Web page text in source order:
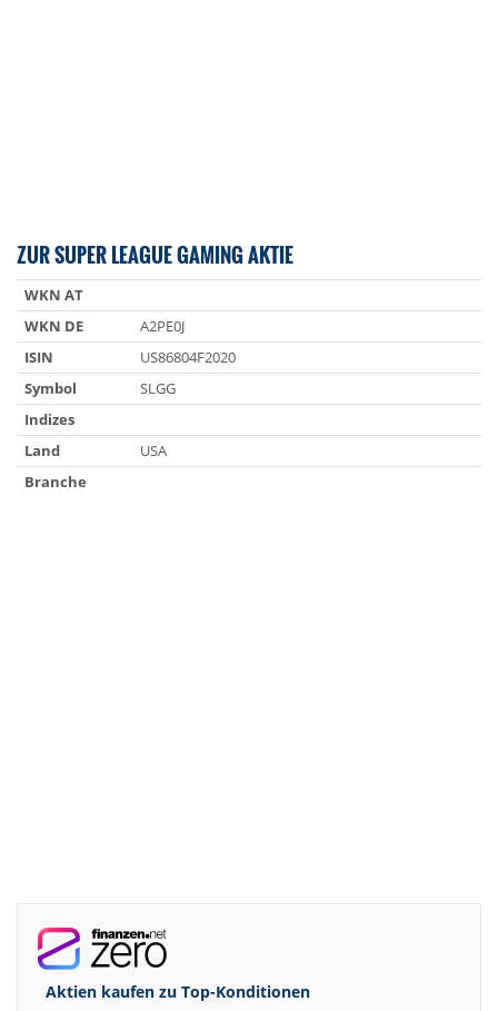
ZUR SUPER LEAGUE GAMING AKTIE
WKN AT
WKN DE
A2PE0J
ISIN
US86804F2020
Symbol
SLGG
Indizes
Land
USA
Branche
Aktien kaufen zu Top-Konditionen